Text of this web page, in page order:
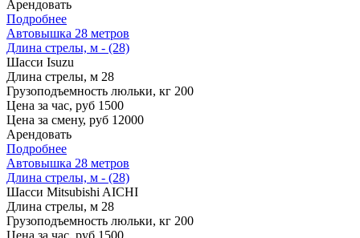
Арендовать
Подробнее
Автовышка 28 метров
Длина стрелы, м - (28)
Шасси Isuzu
Длина стрелы, м 28
Грузоподъемность люльки, кг 200
Цена за час, руб 1500
Цена за смену, руб 12000
Арендовать
Подробнее
Автовышка 28 метров
Длина стрелы, м - (28)
Шасси Mitsubishi AICHI
Длина стрелы, м 28
Грузоподъемность люльки, кг 200
Цена за час, руб 1500